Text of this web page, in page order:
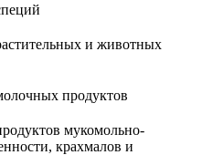
и животных
продуктов
мукомольно-
крахмалов и